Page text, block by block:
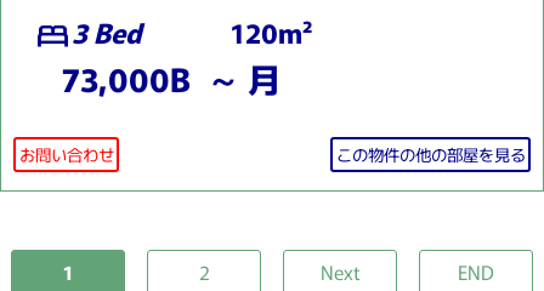
bed3 Bed 120m²
73,000B ～ 月
お問い合わせ この物件の他の部屋を見る
1 2 Next END